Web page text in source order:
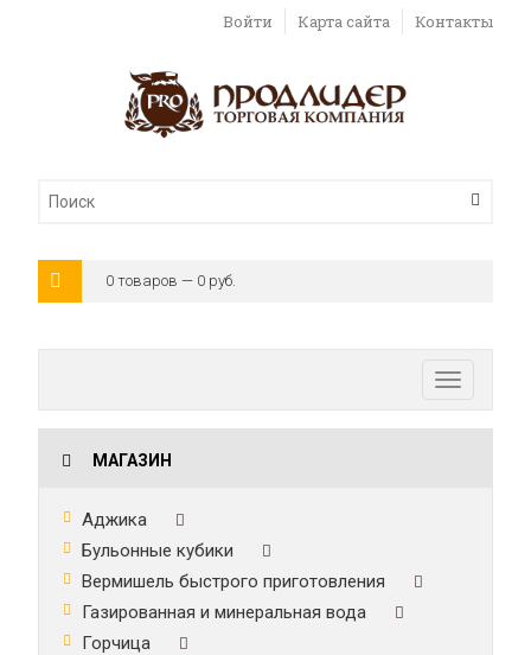
Войти Карта сайта Контакты
0 товаров — 0 руб.
Toggle
navigation
МАГАЗИН
Аджика
Бульонные кубики
Вермишель быстрого приготовления
Газированная и минеральная вода
Горчица